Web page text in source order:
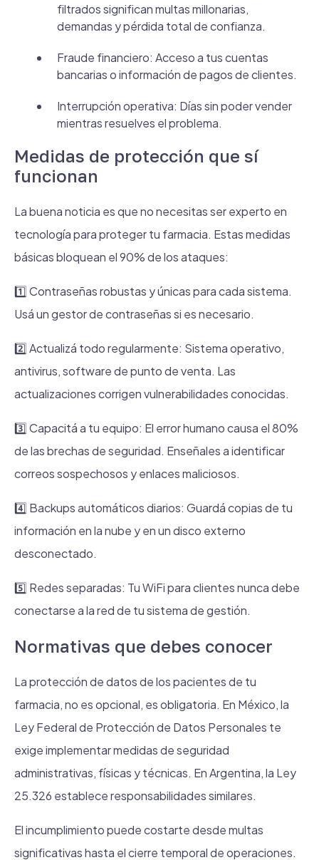
filtrados significan multas millonarias,
demandas y pérdida total de confianza.
Fraude financiero: Acceso a tus cuentas
bancarias o información de pagos de clientes.
Interrupción operativa: Días sin poder vender
mientras resuelves el problema.
Medidas de protección que sí
funcionan
La buena noticia es que no necesitas ser experto en
tecnología para proteger tu farmacia. Estas medidas
básicas bloquean el 90% de los ataques:
1️⃣ Contraseñas robustas y únicas para cada sistema.
Usá un gestor de contraseñas si es necesario.
2️⃣ Actualizá todo regularmente: Sistema operativo,
antivirus, software de punto de venta. Las
actualizaciones corrigen vulnerabilidades conocidas.
3️⃣ Capacitá a tu equipo: El error humano causa el 80%
de las brechas de seguridad. Enseñales a identificar
correos sospechosos y enlaces maliciosos.
4️⃣ Backups automáticos diarios: Guardá copias de tu
información en la nube y en un disco externo
desconectado.
5️⃣ Redes separadas: Tu WiFi para clientes nunca debe
conectarse a la red de tu sistema de gestión.
Normativas que debes conocer
La protección de datos de los pacientes de tu
farmacia, no es opcional, es obligatoria. En México, la
Ley Federal de Protección de Datos Personales te
exige implementar medidas de seguridad
administrativas, físicas y técnicas. En Argentina, la Ley
25.326 establece responsabilidades similares.
El incumplimiento puede costarte desde multas
significativas hasta el cierre temporal de operaciones.